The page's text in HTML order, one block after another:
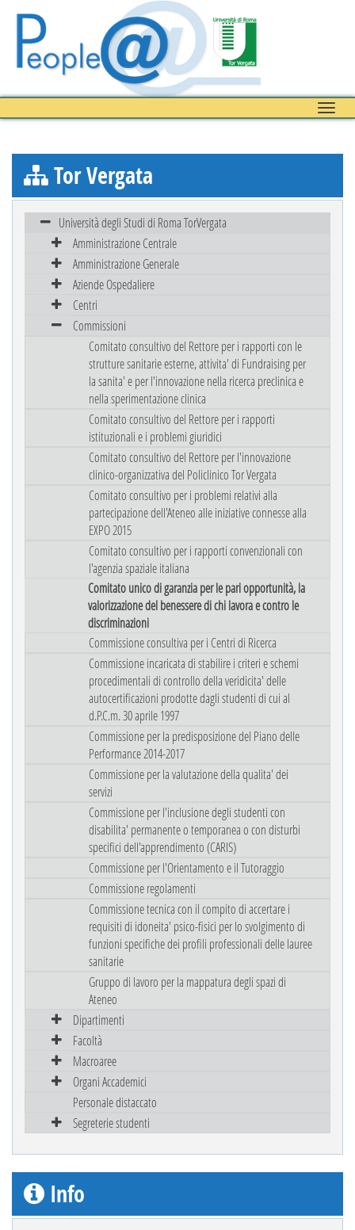
Toggle
Tor Vergata
Università degli Studi di Roma TorVergata
Amministrazione Centrale
Amministrazione Generale
Aziende Ospedaliere
Centri
Commissioni
Comitato consultivo del Rettore per i rapporti con le
strutture sanitarie esterne, attivita' di Fundraising per
la sanita' e per l'innovazione nella ricerca preclinica e
nella sperimentazione clinica
Comitato consultivo del Rettore per i rapporti
istituzionali e i problemi giuridici
Comitato consultivo del Rettore per l'innovazione
clinico-organizzativa del Policlinico Tor Vergata
Comitato consultivo per i problemi relativi alla
partecipazione dell'Ateneo alle iniziative connesse alla
EXPO 2015
Comitato consultivo per i rapporti convenzionali con
l'agenzia spaziale italiana
Comitato unico di garanzia per le pari opportunità, la
valorizzazione del benessere di chi lavora e contro le
discriminazioni
Commissione consultiva per i Centri di Ricerca
Commissione incaricata di stabilire i criteri e schemi
procedimentali di controllo della veridicita' delle
autocertificazioni prodotte dagli studenti di cui al
d.P.C.m. 30 aprile 1997
Commissione per la predisposizione del Piano delle
Performance 2014-2017
Commissione per la valutazione della qualita' dei
servizi
Commissione per l'inclusione degli studenti con
disabilita' permanente o temporanea o con disturbi
specifici dell'apprendimento (CARIS)
Commissione per l'Orientamento e il Tutoraggio
Commissione regolamenti
Commissione tecnica con il compito di accertare i
requisiti di idoneita' psico-fisici per lo svolgimento di
funzioni specifiche dei profili professionali delle lauree
sanitarie
Gruppo di lavoro per la mappatura degli spazi di
Ateneo
Dipartimenti
Facoltà
Macroaree
Organi Accademici
Personale distaccato
Segreterie studenti
Info